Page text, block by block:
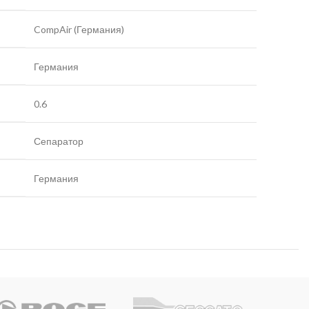
CompAir (Германия)
Германия
0.6
Сепаратор
Германия